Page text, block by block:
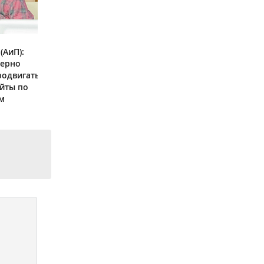
по